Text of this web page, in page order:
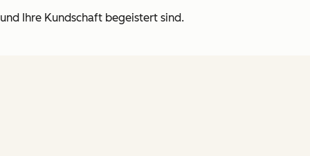
Ihre Kundschaft begeistert sind.